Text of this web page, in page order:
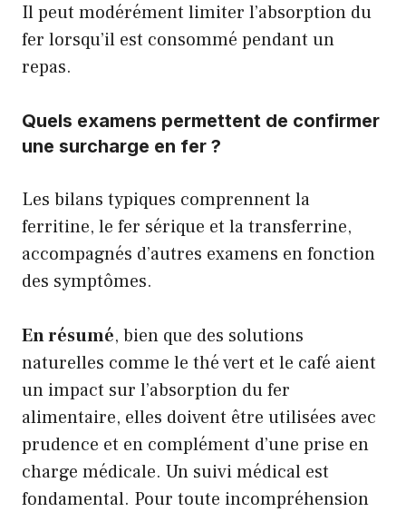
Il peut modérément limiter l’absorption du
fer lorsqu’il est consommé pendant un
repas.
Quels examens permettent de confirmer
une surcharge en fer ?
Les bilans typiques comprennent la
ferritine, le fer sérique et la transferrine,
accompagnés d’autres examens en fonction
des symptômes.
En résumé, bien que des solutions
naturelles comme le thé vert et le café aient
un impact sur l’absorption du fer
alimentaire, elles doivent être utilisées avec
prudence et en complément d’une prise en
charge médicale. Un suivi médical est
fondamental. Pour toute incompréhension